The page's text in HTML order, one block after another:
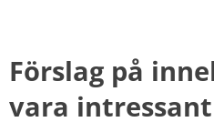
Förslag på
vara